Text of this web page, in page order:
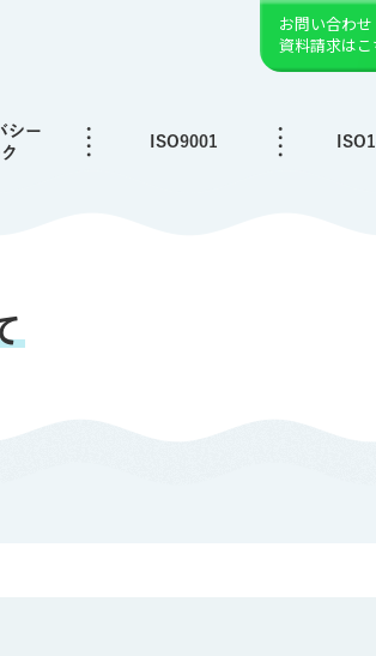
お問い合わ
資料請求はこ
シー
ISO9001